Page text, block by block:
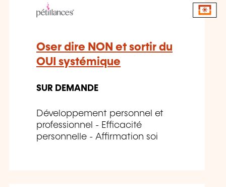
Oser dire NON et sortir du
OUI systémique
SUR DEMANDE
Développement personnel et
professionnel - Efficacité
personnelle - Affirmation soi